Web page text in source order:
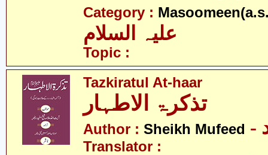
Category :
Topic :
Tazkiratul At-haar
تذکرۃ الاطہار
Author : Sheikh Mufeed
Translator :